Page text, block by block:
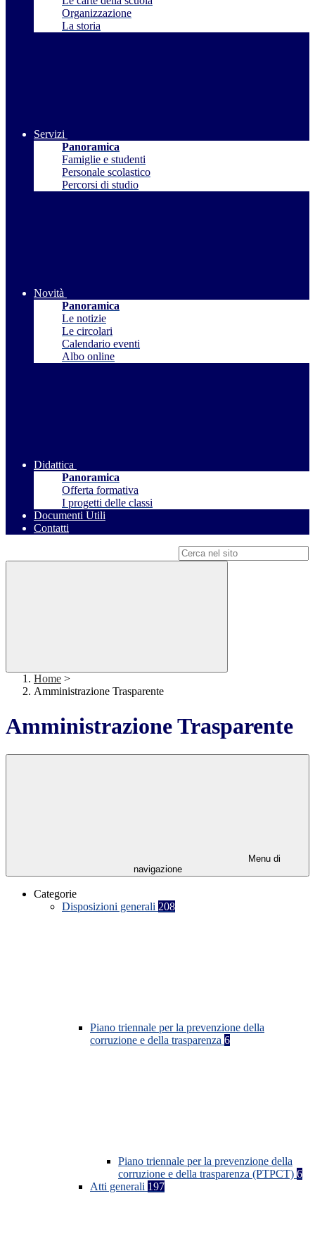
Organizzazione
La storia
Servizi
Panoramica
Famiglie e studenti
Personale scolastico
Percorsi di studio
Novità
Panoramica
Le notizie
Le circolari
Calendario eventi
Albo online
Didattica
Panoramica
Offerta formativa
I progetti delle classi
Documenti Utili
Contatti
Home >
Amministrazione Trasparente
Amministrazione Trasparente
Menu di
navigazione
Categorie
Disposizioni generali 208
Piano triennale per la prevenzione della
corruzione e della trasparenza 6
Piano triennale per la prevenzione della
corruzione e della trasparenza (PTPCT) 6
Atti generali 197